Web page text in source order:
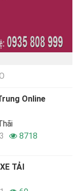
Online
8718
TẢI